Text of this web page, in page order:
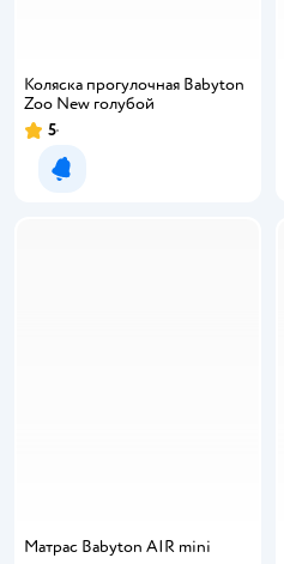
Коляска прогулочная Babyton
Zoo New голубой
5
Уведомить о появлении
Матрас Babyton AIR mini